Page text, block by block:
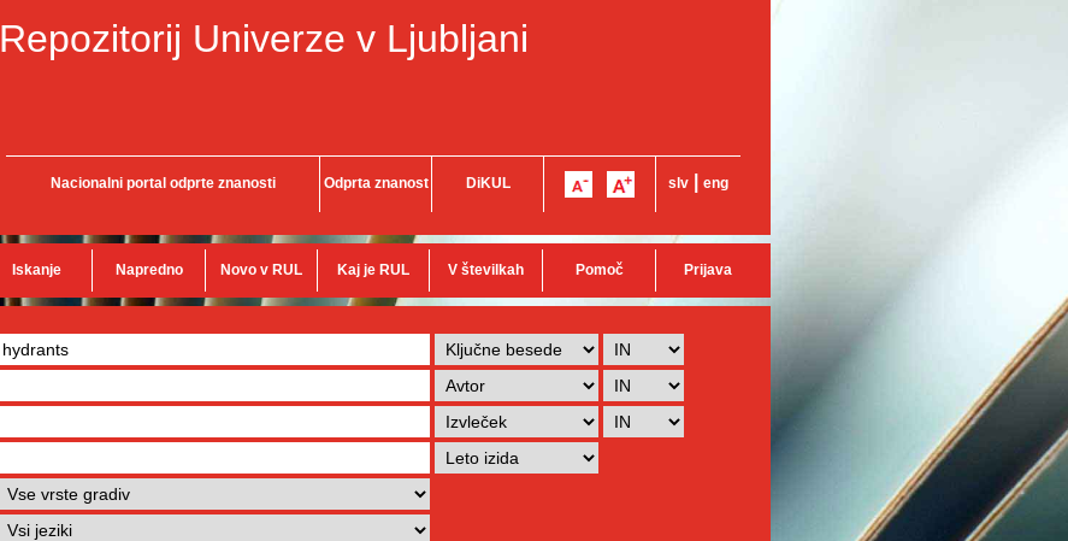
Repozitorij Univerze v Ljubljani
Nacionalni portal odprte znanosti Odprta znanost DiKUL slv eng
Iskanje Napredno Novo v RUL Kaj je RUL V številkah Pomoč Prijava